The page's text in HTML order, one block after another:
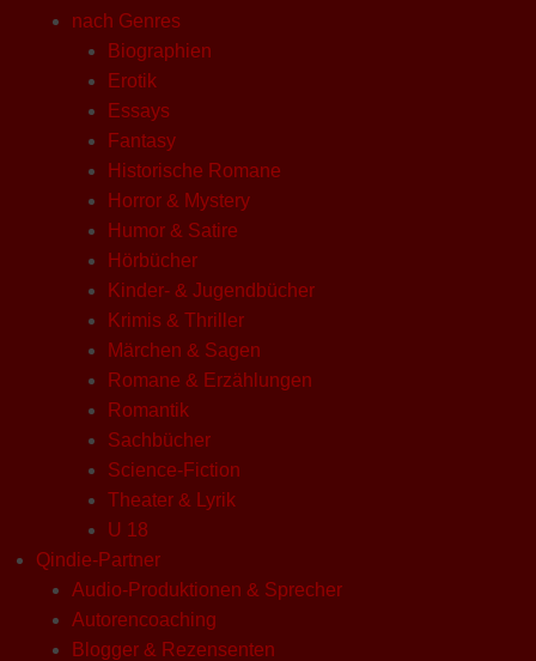
nach Genres
Biographien
Erotik
Essays
Fantasy
Historische Romane
Horror & Mystery
Humor & Satire
Hörbücher
Kinder- & Jugendbücher
Krimis & Thriller
Märchen & Sagen
Romane & Erzählungen
Romantik
Sachbücher
Science-Fiction
Theater & Lyrik
U 18
Qindie-Partner
Audio-Produktionen & Sprecher
Autorencoaching
Blogger & Rezensenten